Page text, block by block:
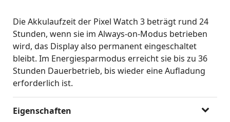
Die Akkulaufzeit der Pixel Watch 3 beträgt rund 24
Stunden, wenn sie im Always-on-Modus betrieben
wird, das Display also permanent eingeschaltet
bleibt. Im Energiesparmodus erreicht sie bis zu 36
Stunden Dauerbetrieb, bis wieder eine Aufladung
erforderlich ist.
Eigenschaften